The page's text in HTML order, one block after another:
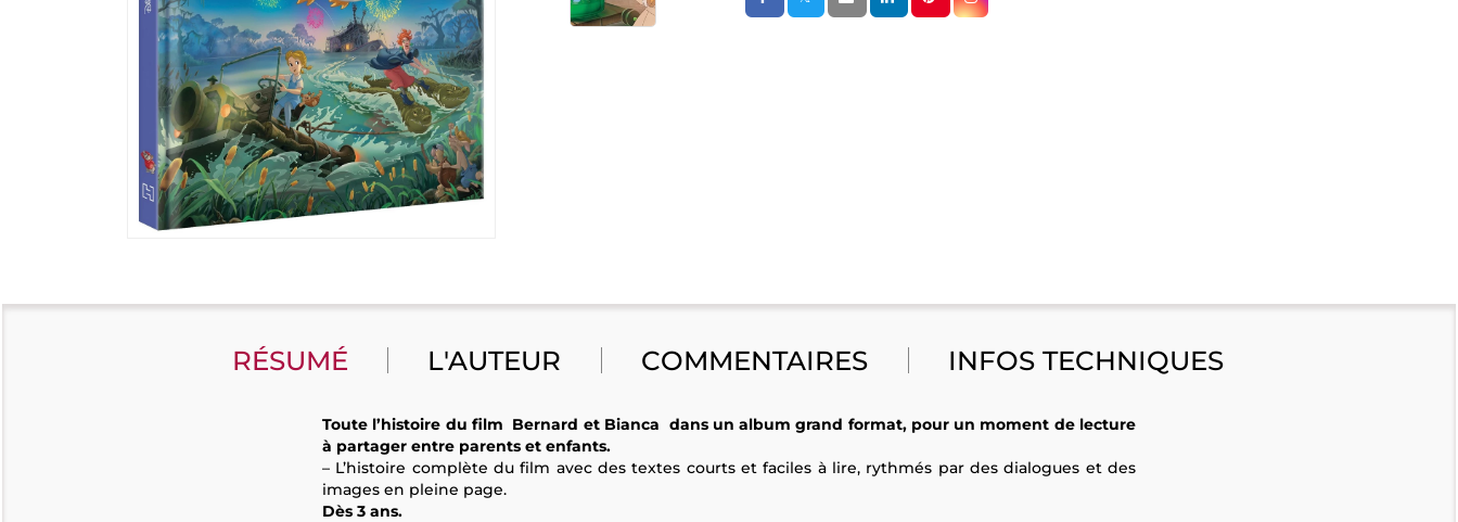
RÉSUMÉ L'AUTEUR COMMENTAIRES INFOS TECHNIQUES
Toute l’histoire du film Bernard et Bianca dans un album grand format, pour un moment de lecture
à partager entre parents et enfants.
– L’histoire complète du film avec des textes courts et faciles à lire, rythmés par des dialogues et des
images en pleine page.
Dès 3 ans.